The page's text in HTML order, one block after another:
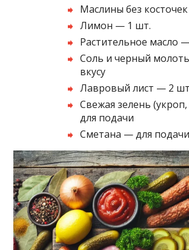
Маслины без
Лимон — 1 шт.
Растительное масло
Соль и черный
вкусу
Лавровый лист — 2
Свежая зелень
для подачи
Сметана — для подачи